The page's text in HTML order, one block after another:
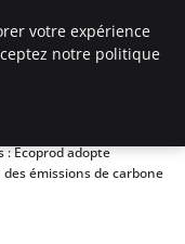
Ecoprod adopte
émissions de carbone
votre expérience
notre politique